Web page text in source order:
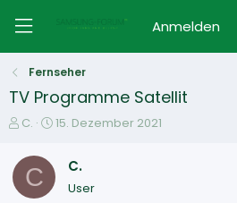
Anmelden
Fernseher
TV Programme Satellit
E
s
e
C.
E
t
15. Dezember 2021
C C.
User